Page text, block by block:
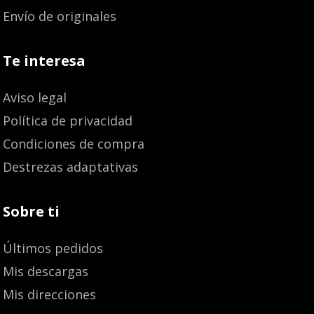
Envío de originales
Te interesa
Aviso legal
Política de privacidad
Condiciones de compra
Destrezas adaptativas
Sobre ti
Últimos pedidos
Mis descargas
Mis direcciones